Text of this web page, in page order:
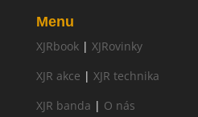
Menu
XJRbook| XJRovinky
XJR akce | XJR technika
XJR banda | O nás